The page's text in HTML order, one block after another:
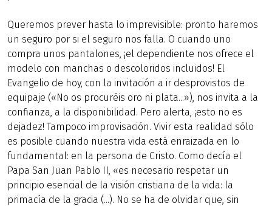
Queremos prever hasta lo imprevisible: pronto haremos
un seguro por si el seguro nos falla. O cuando uno
compra unos pantalones, ¡el dependiente nos ofrece el
modelo con manchas o descoloridos incluidos! El
Evangelio de hoy, con la invitación a ir desprovistos de
equipaje («No os procuréis oro ni plata...»), nos invita a la
confianza, a la disponibilidad. Pero alerta, ¡esto no es
dejadez! Tampoco improvisación. Vivir esta realidad sólo
es posible cuando nuestra vida está enraizada en lo
fundamental: en la persona de Cristo. Como decía el
Papa San Juan Pablo II, «es necesario respetar un
principio esencial de la visión cristiana de la vida: la
primacía de la gracia (...). No se ha de olvidar que, sin